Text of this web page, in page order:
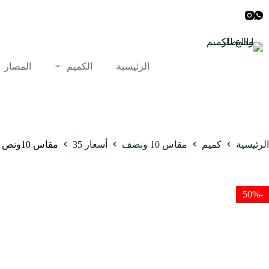
إلى
الرئيسية الكميم المصار
الرئيسية كميم مقاس 10 ونصف أسعار 35 مقاس 10ونص
-50%